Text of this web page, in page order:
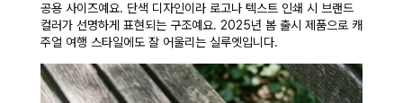
공용 사이즈예요. 단색 디자인이라 로고나 텍스트 인쇄 시 브랜드
컬러가 선명하게 표현되는 구조예요. 2025년 봄 출시 제품으로 캐
주얼 여행 스타일에도 잘 어울리는 실루엣입니다.